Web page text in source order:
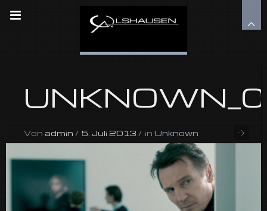
Von admin / 5. Juli 2013 / in Unknown